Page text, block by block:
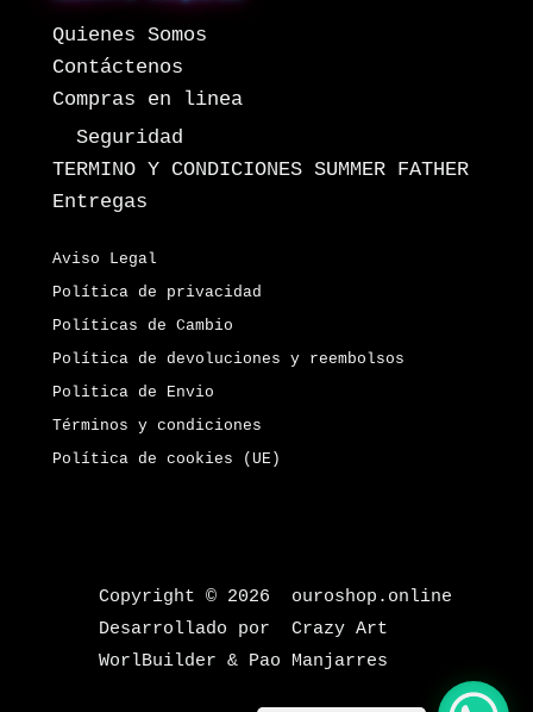
Quienes Somos
Contáctenos
Compras en linea
Seguridad
TERMINO Y CONDICIONES SUMMER FATHER
Entregas
Aviso Legal
Política de privacidad
Políticas de Cambio
Política de devoluciones y reembolsos
Politica de Envio
Términos y condiciones
Política de cookies (UE)
Copyright © 2026 ouroshop.online
Desarrollado por Crazy Art
WorlBuilder & Pao Manjarres